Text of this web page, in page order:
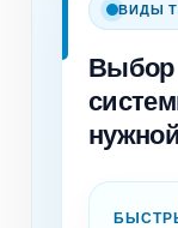
ВИДЫ
Выбор